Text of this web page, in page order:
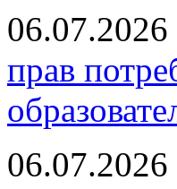
06.07.2026
прав
06.07.2026